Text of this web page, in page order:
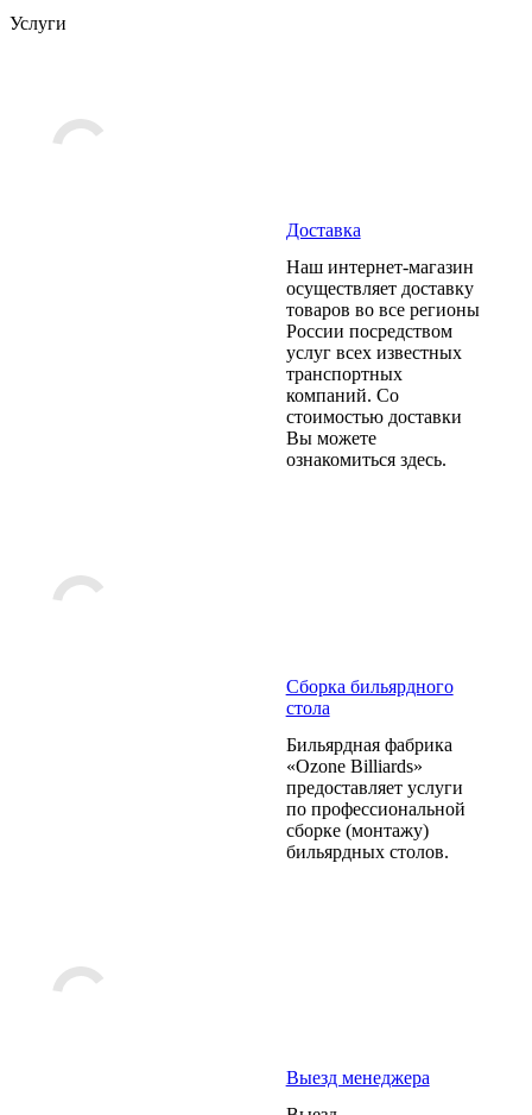
Услуги
Доставка
Наш интернет-магазин
осуществляет доставку
товаров во все регионы
России посредством
услуг всех известных
транспортных
компаний. Со
стоимостью доставки
Вы можете
ознакомиться здесь.
Сборка бильярдного
стола
Бильярдная фабрика
«Ozone Billiards»
предоставляет услуги
по профессиональной
сборке (монтажу)
бильярдных столов.
Выезд менеджера